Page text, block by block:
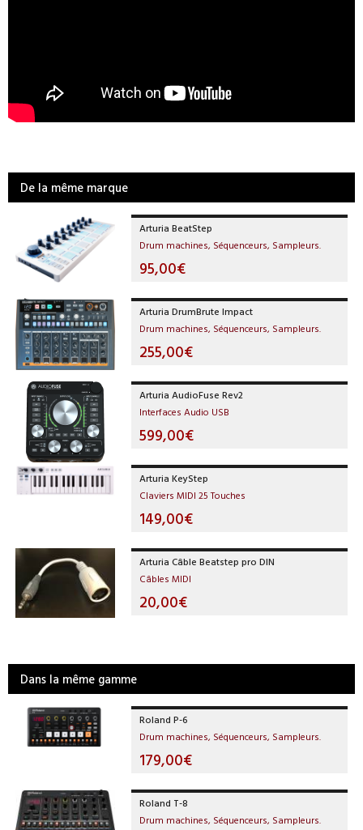
De la même marque
Arturia BeatStep
Drum machines, Séquenceurs, Sampleurs.
95,00€
Arturia DrumBrute Impact
Drum machines, Séquenceurs, Sampleurs.
255,00€
Arturia AudioFuse Rev2
Interfaces Audio USB
599,00€
Arturia KeyStep
Claviers MIDI 25 Touches
149,00€
Arturia Câble Beatstep pro DIN
Câbles MIDI
20,00€
Dans la même gamme
Roland P-6
Drum machines, Séquenceurs, Sampleurs.
179,00€
Roland T-8
Drum machines, Séquenceurs, Sampleurs.